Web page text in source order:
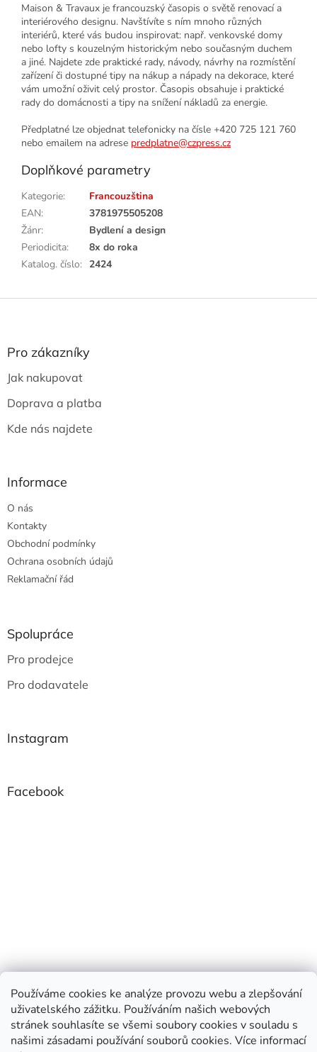
Používáme cookies ke analýze provozu webu a zlepšování
uživatelského zážitku. Používáním našich webových
stránek souhlasíte se všemi soubory cookies v souladu s
našimi zásadami používání souborů cookies. Více informací
Maison & Travaux je francouzský časopis o světě renovací a
interiérového designu. Navštívíte s ním mnoho různých
interiérů, které vás budou inspirovat: např. venkovské domy
nebo lofty s kouzelným historickým nebo současným duchem
a jiné. Najdete zde praktické rady, návody, návrhy na rozmístění
zařízení či dostupné tipy na nákup a nápady na dekorace, které
vám umožní oživit celý prostor. Časopis obsahuje i praktické
rady do domácnosti a tipy na snížení nákladů za energie.
Předplatné lze objednat telefonicky na čísle +420 725 121 760
nebo emailem na adrese predplatne@czpress.cz
Doplňkové parametry
Kategorie:
Francouzština
EAN:
3781975505208
Žánr:
Bydlení a design
Periodicita:
8x do roka
Katalog. číslo: 2424
Z
Pro zákazníky
Jak nakupovat
Doprava a platba
Kde nás najdete
Informace
O nás
Kontakty
Obchodní podmínky
Ochrana osobních údajů
Reklamační řád
Spolupráce
Pro prodejce
Pro dodavatele
Instagram
Facebook